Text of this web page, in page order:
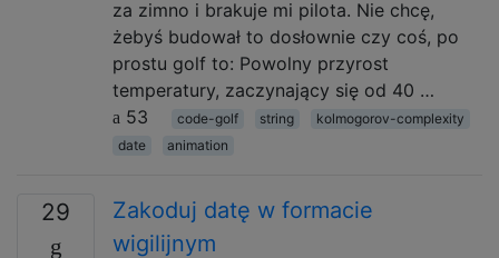
za zimno i brakuje mi pilota. Nie chcę,
żebyś budował to dosłownie czy coś, po
prostu golf to: Powolny przyrost
temperatury, zaczynający się od 40 …
53
code-golf string
kolmogorov-complexity
date
animation
29
Zakoduj datę w formacie
wigilijnym